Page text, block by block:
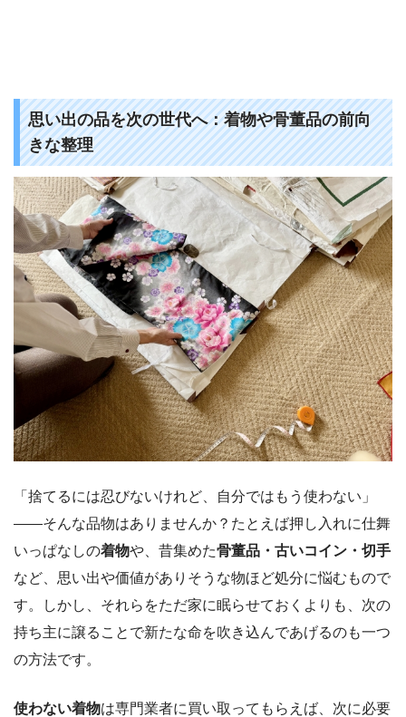
思い出の品を次の世代へ：着物や骨董品の前向
きな整理
「捨てるには忍びないけれど、自分ではもう使わない」
――そんな品物はありませんか？たとえば押し入れに仕舞
いっぱなしの着物や、昔集めた骨董品・古いコイン・切手
など、思い出や価値がありそうな物ほど処分に悩むもので
す。しかし、それらをただ家に眠らせておくよりも、次の
持ち主に譲ることで新たな命を吹き込んであげるのも一つ
の方法です。
使わない着物は専門業者に買い取ってもらえば、次に必要